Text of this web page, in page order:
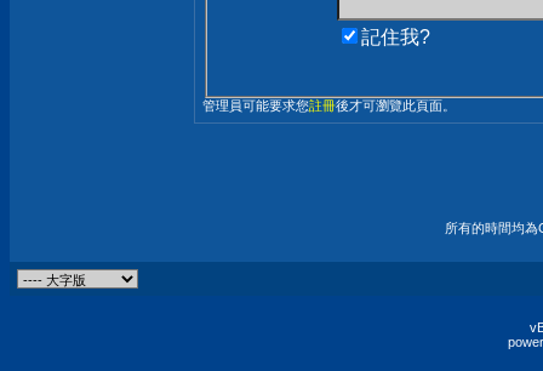
記住我?
管理員可能要求您註冊後才可瀏覽此頁面。
所有的時間均為